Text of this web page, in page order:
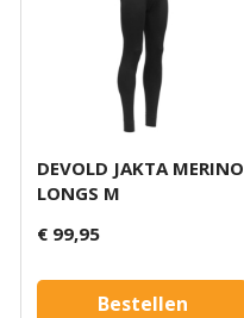
DEVOLD JAKTA MERINO
LONGS M
€ 99,95
Bestellen